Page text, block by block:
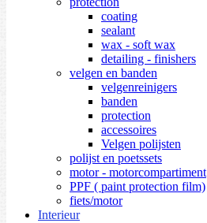
coating
sealant
wax - soft wax
detailing - finishers
velgen en banden
velgenreinigers
banden
protection
accessoires
Velgen polijsten
polijst en poetssets
motor - motorcompartiment
PPF ( paint protection film)
fiets/motor
Interieur